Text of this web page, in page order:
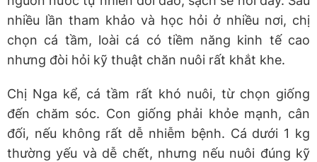
nhiều lần tham khảo và học hỏi ở nhiều nơi, chị
chọn cá tầm, loài cá có tiềm năng kinh tế cao
nhưng đòi hỏi kỹ thuật chăn nuôi rất khắt khe.
Chị Nga kể, cá tầm rất khó nuôi, từ chọn giống
đến chăm sóc. Con giống phải khỏe mạnh, cân
đối, nếu không rất dễ nhiễm bệnh. Cá dưới 1 kg
thường yếu và dễ chết, nhưng nếu nuôi đúng kỹ